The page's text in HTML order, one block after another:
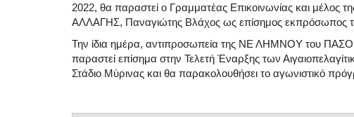
2022, θα παραστεί ο Γραμματέας Επικοινωνίας και
ΑΛΛΑΓΗΣ, Παναγιώτης Βλάχος ως επίσημος εκπρόσωπος
Την ίδια ημέρα, αντιπροσωπεία της ΝΕ ΛΗΜΝΟΥ του
παραστεί επίσημα στην Τελετή Έναρξης των
Στάδιο Μύρινας και θα παρακολουθήσει το αγωνιστικό